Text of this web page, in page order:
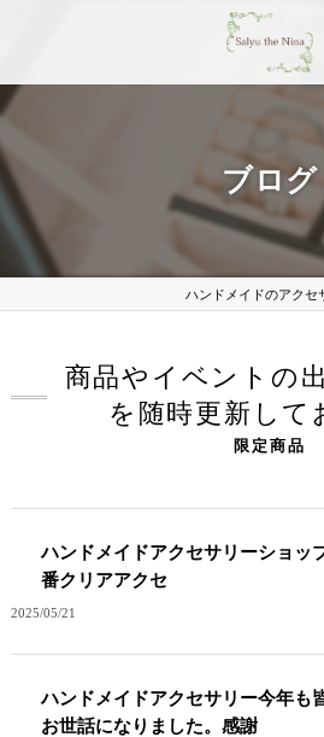
ブログ
ハンドメイドのアクセ
商品やイベントの
を随時更新して
限定商品
ハンドメイドアクセサリーショッ
番クリアアクセ
2025/05/21
ハンドメイドアクセサリー今年も
お世話になりました。感謝